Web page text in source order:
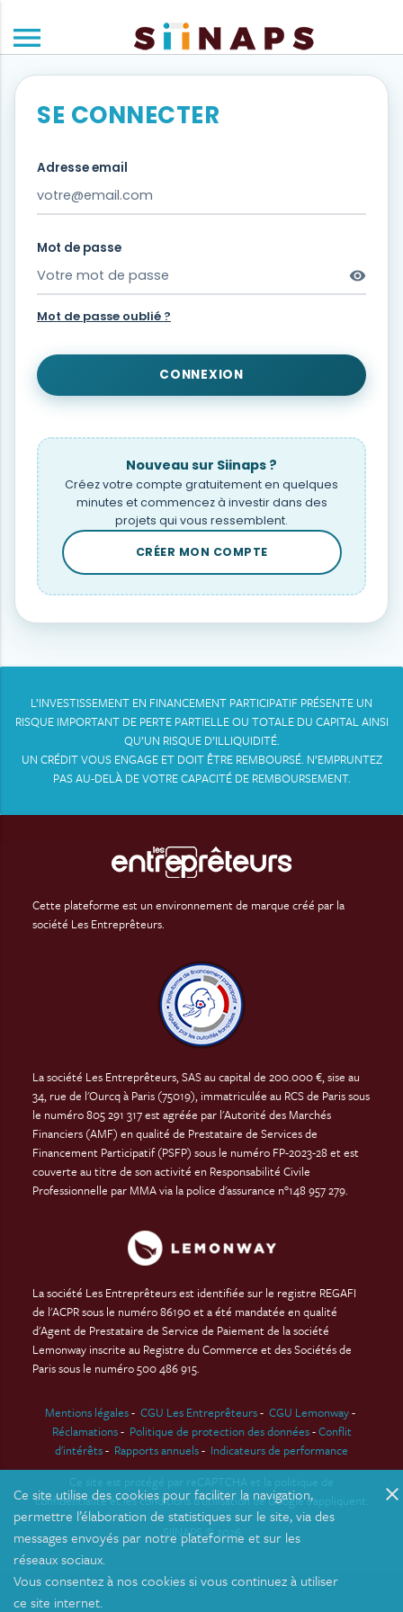
menu
SE CONNECTER
Adresse email
Mot de passe
visibility
Mot de passe oublié ?
CONNEXION
Nouveau sur Siinaps ?
Créez votre compte gratuitement en quelques
minutes et commencez à investir dans des
projets qui vous ressemblent.
CRÉER MON COMPTE
L’INVESTISSEMENT EN FINANCEMENT PARTICIPATIF PRÉSENTE UN
RISQUE IMPORTANT DE PERTE PARTIELLE OU TOTALE DU CAPITAL AINSI
QU’UN RISQUE D’ILLIQUIDITÉ.
UN CRÉDIT VOUS ENGAGE ET DOIT ÊTRE REMBOURSÉ. N’EMPRUNTEZ
PAS AU-DELÀ DE VOTRE CAPACITÉ DE REMBOURSEMENT.
Cette plateforme est un environnement de marque créé par la
société Les Entreprêteurs.
La société Les Entreprêteurs, SAS au capital de 200.000 €, sise au
34, rue de l'Ourcq à Paris (75019), immatriculée au RCS de Paris sous
le numéro 805 291 317 est agréée par l'Autorité des Marchés
Financiers (AMF) en qualité de Prestataire de Services de
Financement Participatif (PSFP) sous le numéro FP-2023-28 et est
couverte au titre de son activité en Responsabilité Civile
Professionnelle par MMA via la police d'assurance n°148 957 279.
La société Les Entreprêteurs est identifiée sur le registre REGAFI
de l'ACPR sous le numéro 86190 et a été mandatée en qualité
d'Agent de Prestataire de Service de Paiement de la société
Lemonway inscrite au Registre du Commerce et des Sociétés de
Paris sous le numéro 500 486 915.
Mentions légales- CGU Les Entreprêteurs- CGU Lemonway-
Réclamations- Politique de protection des données-Conflit
d'intérêts- Rapports annuels- Indicateurs de performance
Ce site est protégé par reCAPTCHA et la politique de
confidentialitéetles conditions d'utilisation de Google s'appliquent.
SIINAPS © 2026
Ce site utilise des cookies pour faciliter la navigation,
permettre l’élaboration de statistiques sur le site, via des
messages envoyés par notre plateforme et sur les
réseaux sociaux.
Vous consentez à nos cookies si vous continuez à utiliser
ce site internet.
close